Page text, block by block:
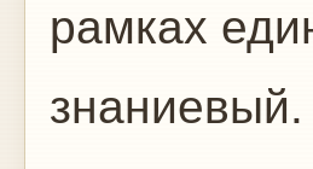
рамках